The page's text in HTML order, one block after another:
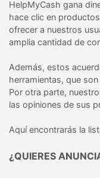
HelpMyCash gana
hace clic en
ofrecer a nuestros
amplia cantidad de
Además, estos
herramientas, que
Por otra parte,
las opiniones de sus
Aquí encontrarás la
¿QUIERES